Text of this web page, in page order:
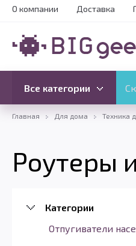
О компании Доставка
Все категории
Все категории
Главная Для дома Техника
Роутеры
Категории
Отпугиватели